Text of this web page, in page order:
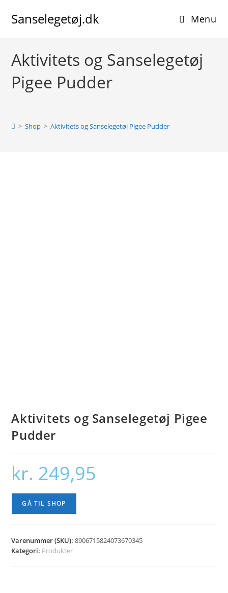
Sanselegetøj.dk Menu
Aktivitets og Sanselegetøj
Pigee Pudder
> Shop > Aktivitets og Sanselegetøj Pigee Pudder
Aktivitets og Sanselegetøj Pigee
Pudder
kr. 249,95
GÅ TIL SHOP
Varenummer (SKU):8906715824073670345
Kategori: Produkter